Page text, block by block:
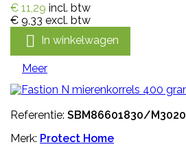
€ 11,29 incl. btw
€ 9,33 excl. btw
 In winkelwagen
Meer
Referentie: SBM86601830/M3020
Merk: Protect Home